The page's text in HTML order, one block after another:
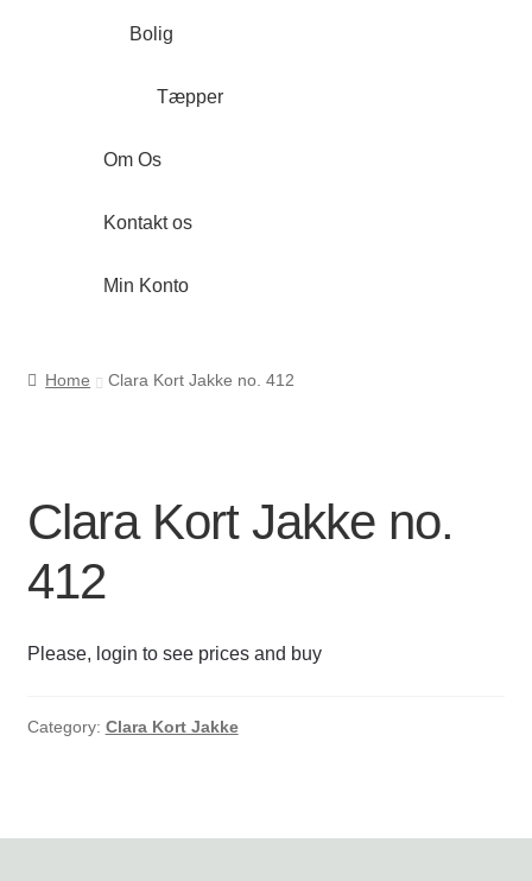
Bolig
Tæpper
Om Os
Kontakt os
Min Konto
Kontakt os
Kurv
Min Konto
Om byLi
Home Clara Kort Jakke no. 412
Clara Kort Jakke no.
412
Please, login to see prices and buy
Category: Clara Kort Jakke